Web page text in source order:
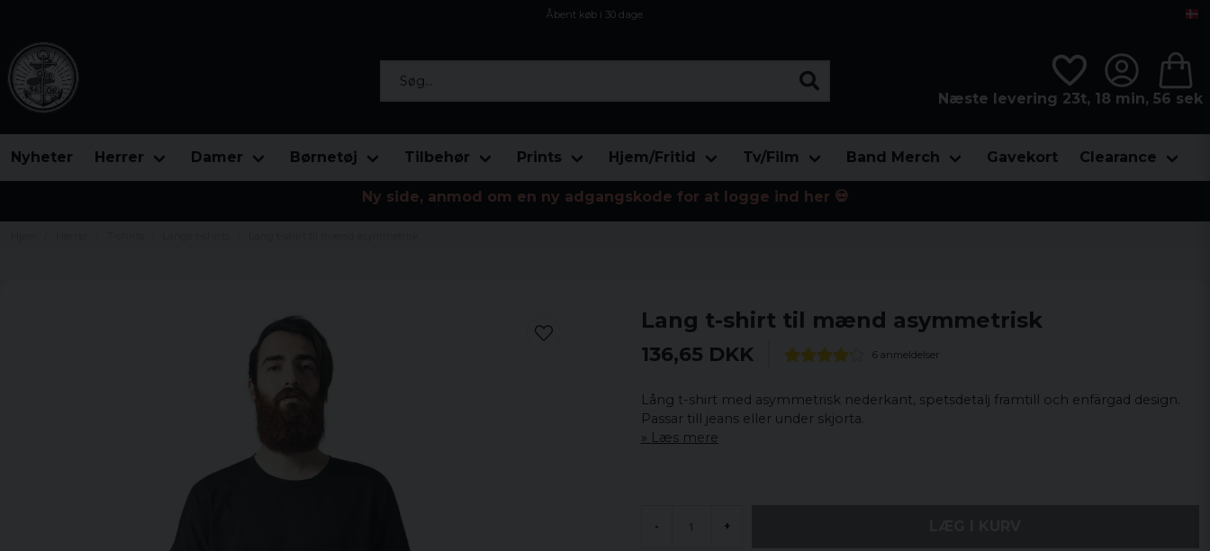
Åbent køb i 30 dage
Næste levering 23t, 18 min, 55 sek
Nyheter Herrer Damer Børnetøj Tilbehør Prints Hjem/Fritid Tv/Film Band Merch Gavekort Clearance
Ny side, anmod om en ny adgangskode for at logge ind her 💀
Lang t-shirt til mænd asymmetrisk
136,65 DKK 6 anmeldelser
Lång t-shirt med asymmetrisk nederkant, spetsdetalj framtill och enfärgad design.
Passar till jeans eller under skjorta.
Læs mere
- +